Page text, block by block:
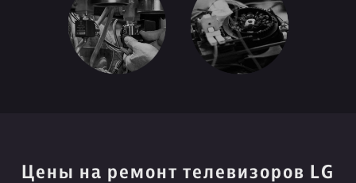
Цены на ремонт телевизоров LG